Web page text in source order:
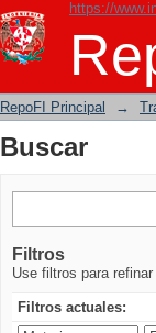
https://
Buscar
RepoFI Principal →
Buscar
Filtros
Use filtros para
Filtros actuales: